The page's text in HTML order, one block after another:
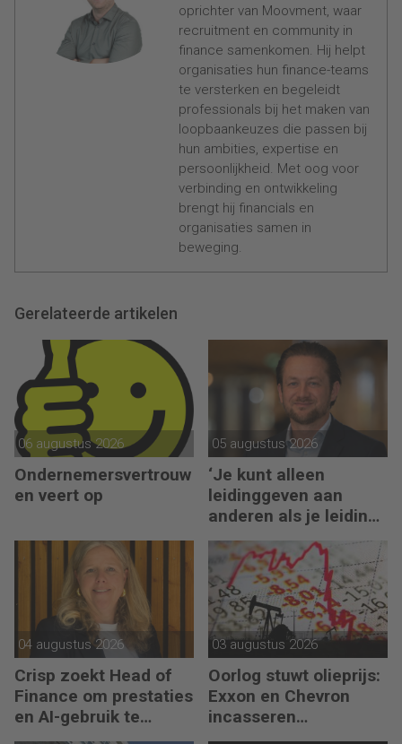
oprichter van Moovment, waar
recruitment en community in
finance samenkomen. Hij helpt
organisaties hun finance-teams
te versterken en begeleidt
professionals bij het maken van
loopbaankeuzes die passen bij
hun ambities, expertise en
persoonlijkheid. Met oog voor
verbinding en ontwikkeling
brengt hij financials en
organisaties samen in
beweging.
Gerelateerde artikelen
06 augustus 2026
Ondernemersvertrouw
en veert op
05 augustus 2026
‘Je kunt alleen
leidinggeven aan
anderen als je leiding
kunt geven aan jezelf’
04 augustus 2026
Crisp zoekt Head of
Finance om prestaties
en AI-gebruik te
versnellen
03 augustus 2026
Oorlog stuwt olieprijs:
Exxon en Chevron
incasseren
miljardenwinsten